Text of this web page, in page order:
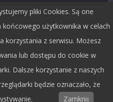
Twitterze
pliki Cookies. Są one
końcowego użytkownika w celach
korzystania z serwisu. Możesz
lub dostępu do cookie w
Dalsze korzystanie z naszych
będzie oznaczało, że
Zamknij